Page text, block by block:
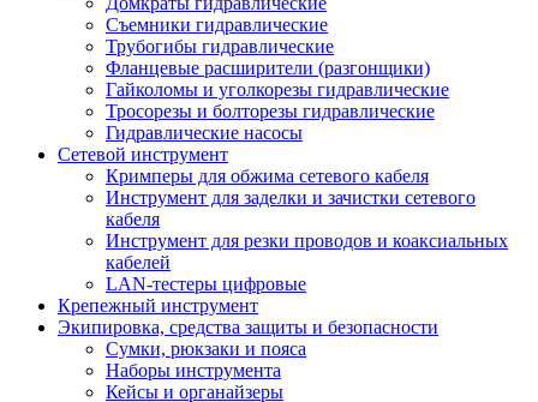
Съемники гидравлические
Трубогибы гидравлические
Фланцевые расширители (разгонщики)
Гайколомы и уголкорезы гидравлические
Тросорезы и болторезы гидравлические
Гидравлические насосы
Сетевой инструмент
Кримперы для обжима сетевого кабеля
Инструмент для заделки и зачистки сетевого
кабеля
Инструмент для резки проводов и коаксиальных
кабелей
LAN-тестеры цифровые
Крепежный инструмент
Экипировка, средства защиты и безопасности
Сумки, рюкзаки и пояса
Наборы инструмента
Кейсы и органайзеры